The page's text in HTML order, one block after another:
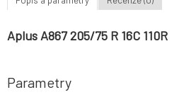
Aplus A867 205/75 R 16C 110R
Parametry